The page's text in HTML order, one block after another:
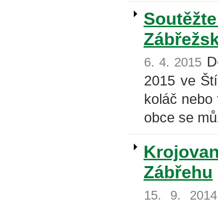
6. 4. 2015
2015 ve
koláč
obce se
Zábřehu
15. 9. 2014